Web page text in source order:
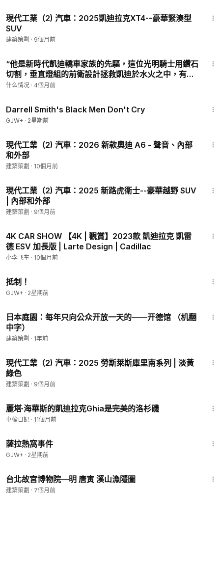
現代工業（2) 汽車：2025凱迪拉克XT4--豪華緊湊型
SUV
建築策劃 · 9個月前
“他是新時代凱迪轎車家族的先驅，這位光明騎士用鑽石
切割，垂直燈組的前衛設計拯救凱迪於水火之中，有請
什么情况 · 4個月前
Darrell Smith's Black Men Don't Cry
GJW+ · 2星期前
現代工業（2) 汽車：2026 新款奧迪 A6 - 聲音、內部
和外部
建築策劃 · 10個月前
現代工業（2) 汽車：2025 新路虎衛士--豪華越野 SUV
| 內部和外部
建築策劃 · 9個月前
4K CAR SHOW 【4K | 觀賞】2023款 凱迪拉克 凱雷
德 ESV 加長版 | Larte Design | Cadillac
小李飞车 · 10個月前
抵制！
GJW+ · 2星期前
日本庭園：每年只向公众开放一天的——开德馆 （机翻
中字）
建築策劃 · 1年前
現代工業（2) 汽車：2025 勞斯萊斯庫里南系列 | 淡黃
綠色
建築策劃 · 9個月前
麗塔·海華斯的凱迪拉克Ghia是完美的洛杉磯
車輪日記 · 11個月前
薩拉熱窩事件
GJW+ · 2星期前
台北故宮博物院—明 唐寅 溪山漁隱圖
建築策劃 · 7個月前